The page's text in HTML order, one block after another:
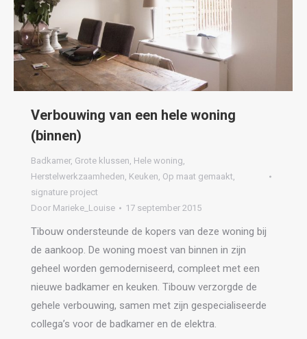
Verbouwing van een hele woning
(binnen)
Badkamer, Grote klussen, Hele woning,
Herstelwerkzaamheden, Keuken, Op maat gemaakt,
signature project
Door Marieke_Louise 17 september 2015
Tibouw ondersteunde de kopers van deze woning bij
de aankoop. De woning moest van binnen in zijn
geheel worden gemoderniseerd, compleet met een
nieuwe badkamer en keuken. Tibouw verzorgde de
gehele verbouwing, samen met zijn gespecialiseerde
collega’s voor de badkamer en de elektra.